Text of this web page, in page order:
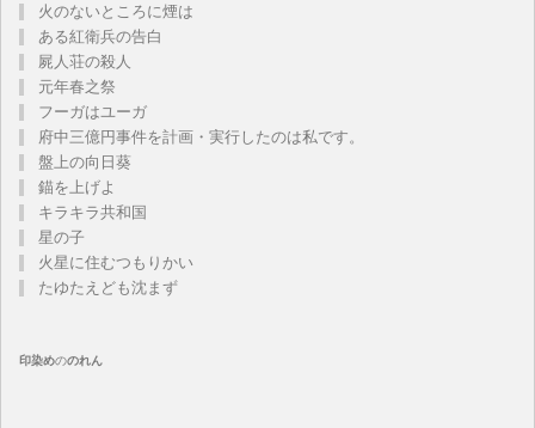
火のないところに煙は
ある紅衛兵の告白
屍人荘の殺人
元年春之祭
フーガはユーガ
府中三億円事件を計画・実行したのは私です。
盤上の向日葵
錨を上げよ
キラキラ共和国
星の子
火星に住むつもりかい
たゆたえども沈まず
印染めののれん